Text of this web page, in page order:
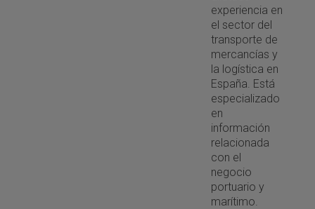
experiencia en
el sector del
transporte de
mercancías y
la logística en
España. Está
especializado
en
información
relacionada
con el
negocio
portuario y
marítimo.